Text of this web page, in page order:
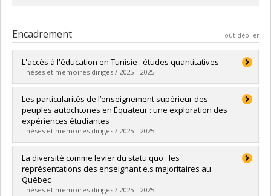
Encadrement Tout déplier
L'accès à l'éducation en Tunisie : études quantitatives
Thèses et mémoires dirigés / 2025 - 2025
Diplômé(e) :Smaoui, Amina
Cycle :Maîtrise
Diplôme obtenu :M. Sc.
Lien vers le document dans Papyrus
Les particularités de l’enseignement supérieur des
peuples autochtones en Équateur : une exploration des
expériences étudiantes
Thèses et mémoires dirigés / 2025 - 2025
Diplômé(e) :Torres Tapia, Luis Anibal
Cycle :Maîtrise
Diplôme obtenu :
Lien vers le document dans Papyrus
La diversité comme levier du statu quo : les
représentations des enseignant.e.s majoritaires au
Québec
Thèses et mémoires dirigés / 2025 - 2025